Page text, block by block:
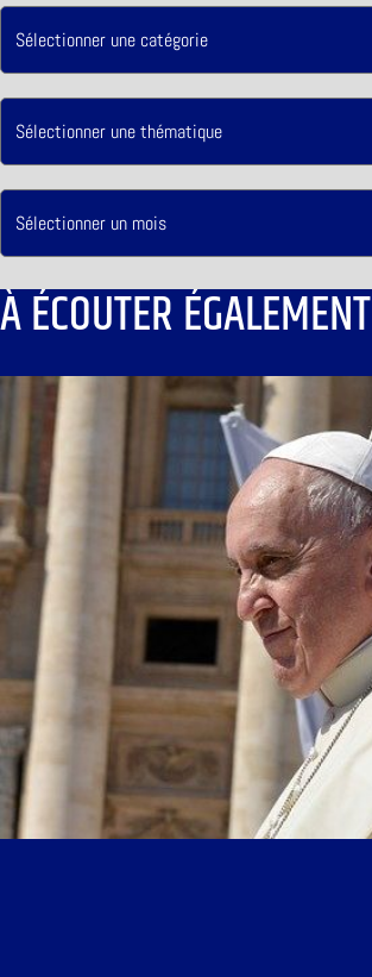
À ÉCOUTER ÉGALEMENT